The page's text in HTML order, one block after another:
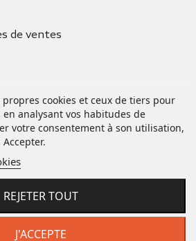
de ventes
propres cookies et ceux de tiers pour
analysant vos habitudes de
votre consentement à son utilisation,
REJETER TOUT
J'ACCEPTE